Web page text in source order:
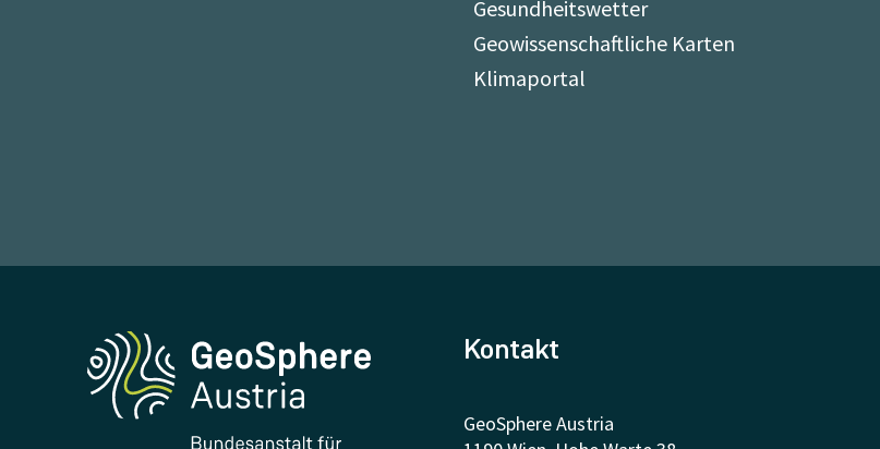
Gesundheitswetter
Geowissenschaftliche Karten
Klimaportal
Kontakt
GeoSphere Austria